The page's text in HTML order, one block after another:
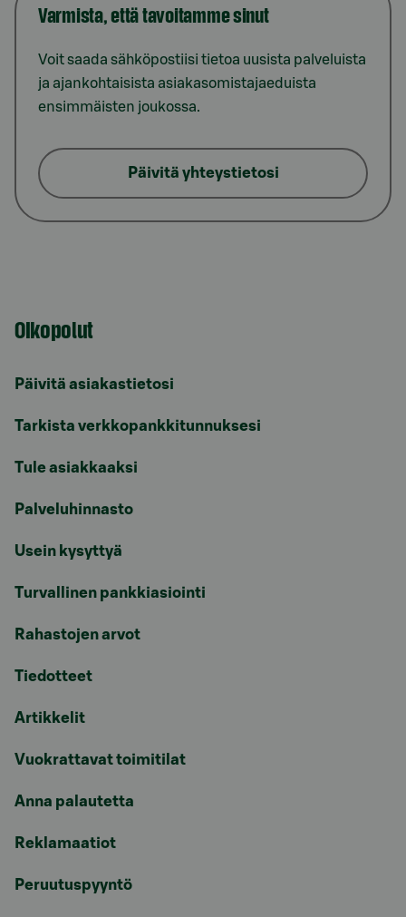
Varmista, että tavoitamme sinut
Voit saada sähköpostiisi tietoa uusista palveluista
ja ajankohtaisista asiakasomistajaeduista
ensimmäisten joukossa.
Päivitä yhteystietosi
Oikopolut
Päivitä asiakastietosi
Tarkista verkkopankkitunnuksesi
Tule asiakkaaksi
Palveluhinnasto
Usein kysyttyä
Turvallinen pankkiasiointi
Rahastojen arvot
Tiedotteet
Artikkelit
Vuokrattavat toimitilat
Anna palautetta
Reklamaatiot
Peruutuspyyntö